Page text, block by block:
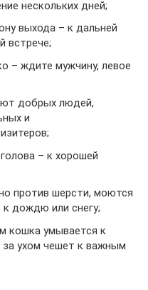
нескольких дней;
выхода – к дальней
встрече;
– ждите мужчину, левое
добрых людей,
и
– к хорошей
против шерсти, моются
к дождю или снегу;
кошка умывается к
за ухом чешет к важным